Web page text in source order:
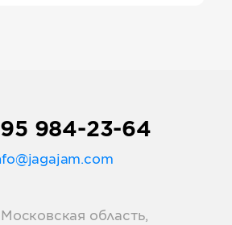
984-23-64
Московская область,